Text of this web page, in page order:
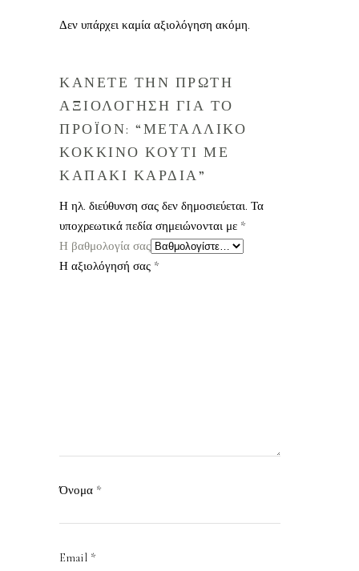
Δεν υπάρχει καμία αξιολόγηση ακόμη.
ΚΑΝΕΤΕ ΤΗΝ ΠΡΩΤΗ
ΑΞΙΟΛΟΓΗΣΗ ΓΙΑ ΤΟ
ΠΡΟΪΟΝ: “ΜΕΤΑΛΛΙΚΟ
ΚΟΚΚΙΝΟ ΚΟΥΤΙ ΜΕ
ΚΑΠΑΚΙ ΚΑΡΔΙΑ”
Η ηλ. διεύθυνση σας δεν δημοσιεύεται. Τα
υποχρεωτικά πεδία σημειώνονται με *
Η βαθμολογία σας
Η αξιολόγησή σας *
Όνομα *
Email *